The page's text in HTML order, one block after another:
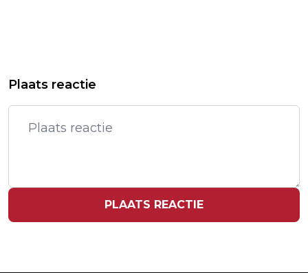
HET FAILLIETE ALLURE ENERGIE OVER
POLITIECHEF: ONGEKENDE EN
GERICHTE AANVAL OP MIJN MENSEN
Plaats reactie
PLAATS REACTIE